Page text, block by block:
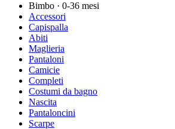
Bimbo · 0-36 mesi
Accessori
Capispalla
Abiti
Maglieria
Pantaloni
Camicie
Completi
Costumi da bagno
Nascita
Pantaloncini
Scarpe